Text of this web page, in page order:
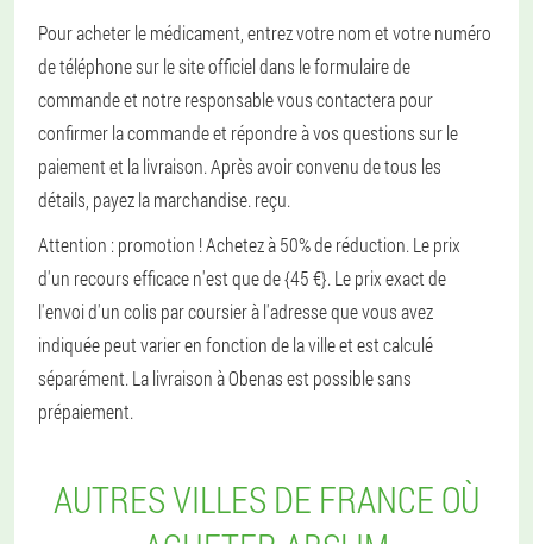
Pour acheter le médicament, entrez votre nom et votre numéro
de téléphone sur le site officiel dans le formulaire de
commande et notre responsable vous contactera pour
confirmer la commande et répondre à vos questions sur le
paiement et la livraison. Après avoir convenu de tous les
détails, payez la marchandise. reçu.
Attention : promotion ! Achetez à 50% de réduction. Le prix
d'un recours efficace n'est que de {45 €}. Le prix exact de
l'envoi d'un colis par coursier à l'adresse que vous avez
indiquée peut varier en fonction de la ville et est calculé
séparément. La livraison à Obenas est possible sans
prépaiement.
AUTRES VILLES DE FRANCE OÙ